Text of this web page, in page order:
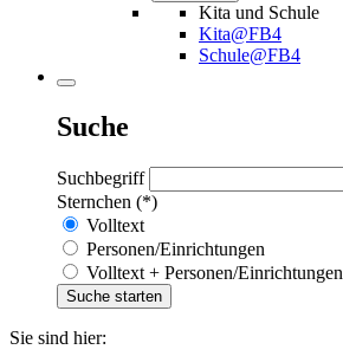
Kita und Schule
Kita@FB4
Schule@FB4
Suche
Suchbegriff
Sternchen (*)
Volltext
Personen/Einrichtungen
Volltext + Personen/Einrichtungen
Sie sind hier: